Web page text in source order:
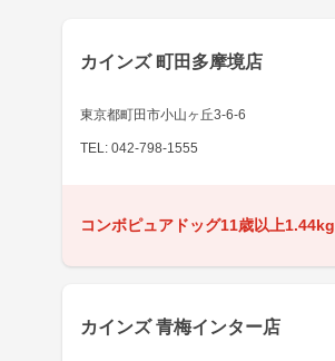
カインズ 町田多摩境店
東京都町田市小山ヶ丘3-6-6
TEL: 042-798-1555
コンボピュアドッグ11歳以上1.44kg
カインズ 青梅インター店